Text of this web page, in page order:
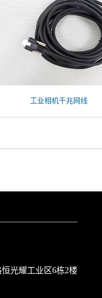
工业相机千兆网线
光耀工业区6栋2楼